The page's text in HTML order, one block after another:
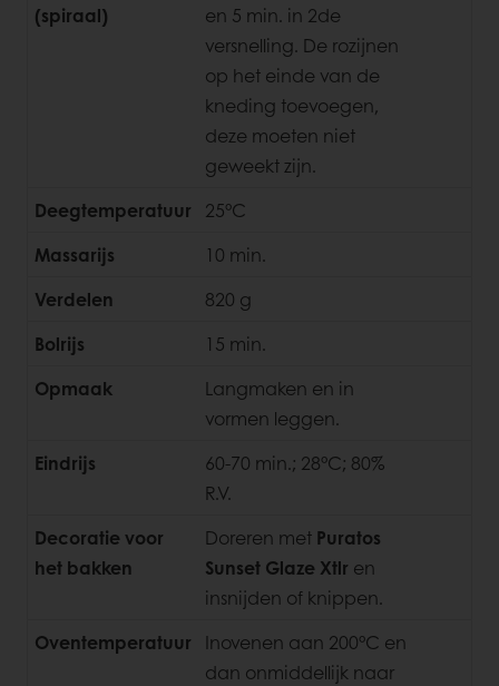
(spiraal)
en 5 min. in 2de
versnelling. De rozijnen
op het einde van de
kneding toevoegen,
deze moeten niet
geweekt zijn.
Deegtemperatuur
25°C
Massarijs
10 min.
Verdelen
820 g
Bolrijs
15 min.
Opmaak
Langmaken en in
vormen leggen.
Eindrijs
60-70 min.; 28°C; 80%
R.V.
Decoratie voor
het bakken
Doreren met Puratos
Sunset Glaze Xtlr en
insnijden of knippen.
Oventemperatuur
Inovenen aan 200°C en
dan onmiddellijk naar